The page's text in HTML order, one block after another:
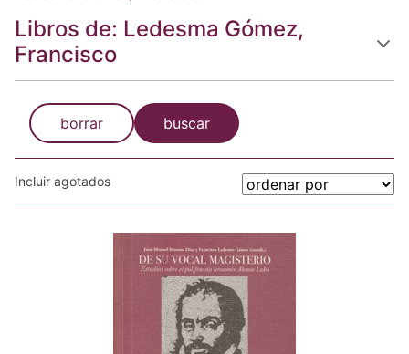
Libros de: Ledesma Gómez,
Francisco
borrar buscar
Incluir agotados